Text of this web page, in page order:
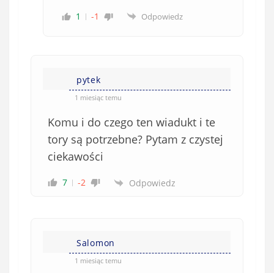
1
-1 Odpowiedz
pytek
1 miesiąc temu
Komu i do czego ten wiadukt i te
tory są potrzebne? Pytam z czystej
ciekawości
7 -2 Odpowiedz
Salomon
1 miesiąc temu